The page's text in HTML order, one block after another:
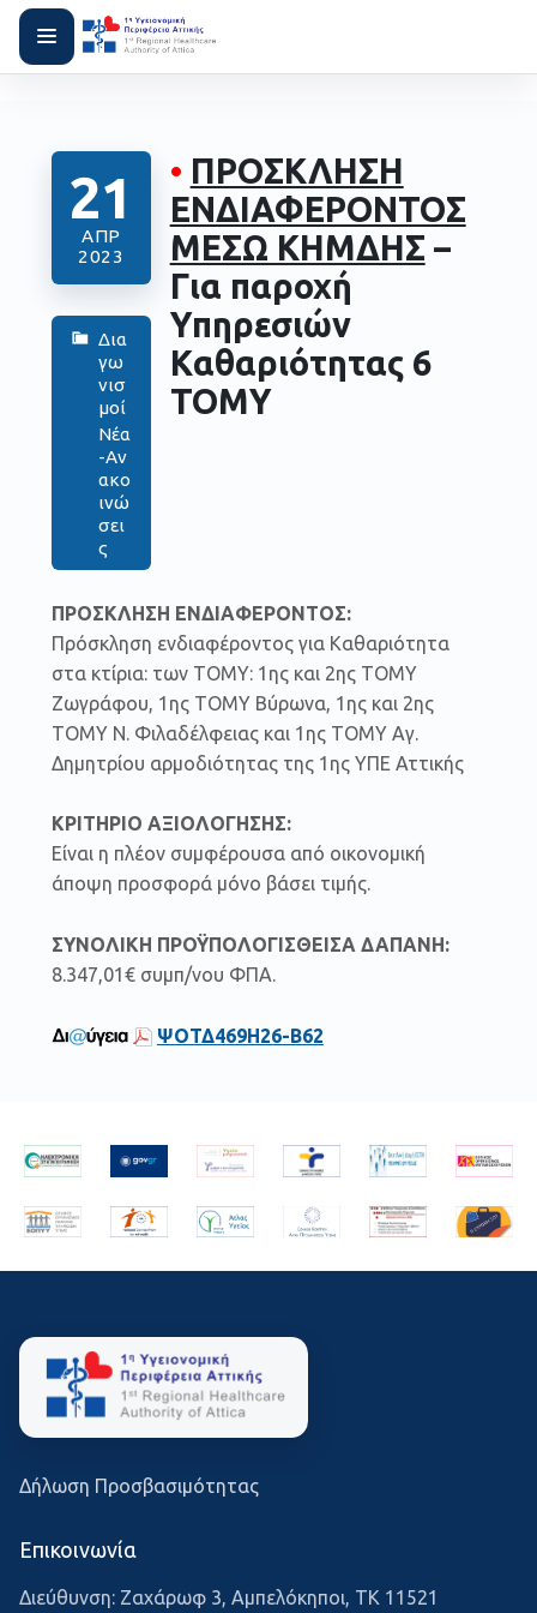
21
ΑΠΡ
2023
Δια
γω
νισ
μοί
Νέα
-Αν
ακο
ινώ
σει
ς
• ΠΡΟΣΚΛΗΣΗ
ΕΝΔΙΑΦΕΡΟΝΤΟΣ
ΜΕΣΩ ΚΗΜΔΗΣ –
Για παροχή
Υπηρεσιών
Kαθαριότητας 6
ΤΟΜΥ
ΠΡΟΣΚΛΗΣΗ ΕΝΔΙΑΦΕΡΟΝΤΟΣ:
Πρόσκληση ενδιαφέροντος για Καθαριότητα
στα κτίρια: των ΤΟΜΥ: 1ης και 2ης ΤΟΜΥ
Ζωγράφου, 1ης ΤΟΜΥ Βύρωνα, 1ης και 2ης
ΤΟΜΥ Ν. Φιλαδέλφειας και 1ης ΤΟΜΥ Αγ.
Δημητρίου αρμοδιότητας της 1ης ΥΠΕ Αττικής
ΚΡΙΤΗΡΙΟ ΑΞΙΟΛΟΓΗΣΗΣ:
Είναι η πλέον συμφέρουσα από οικονομική
άποψη προσφορά μόνο βάσει τιμής.
ΣΥΝΟΛΙΚΗ ΠΡΟΫΠΟΛΟΓΙΣΘΕΙΣΑ ΔΑΠΑΝΗ:
8.347,01€ συμπ/νου ΦΠΑ.
ΨΟΤΔ469Η26-Β62
Δήλωση Προσβασιμότητας
Επικοινωνία
Διεύθυνση: Ζαχάρωφ 3, Αμπελόκηποι, ΤΚ 11521